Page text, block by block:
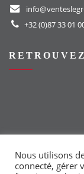
+32 (0)87 33 01
Nous utilisons
connecté, gérer